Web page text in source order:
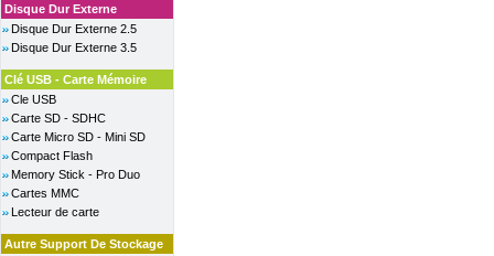
Disque Dur Externe
Disque Dur Externe 2.5
Disque Dur Externe 3.5
Clé USB - Carte Mémoire
Cle USB
Carte SD - SDHC
Carte Micro SD - Mini SD
Compact Flash
Memory Stick - Pro Duo
Cartes MMC
Lecteur de carte
Autre Support De Stockage